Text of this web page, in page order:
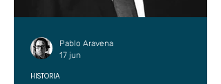
HISTORIA
Pablo Aravena
17 jun